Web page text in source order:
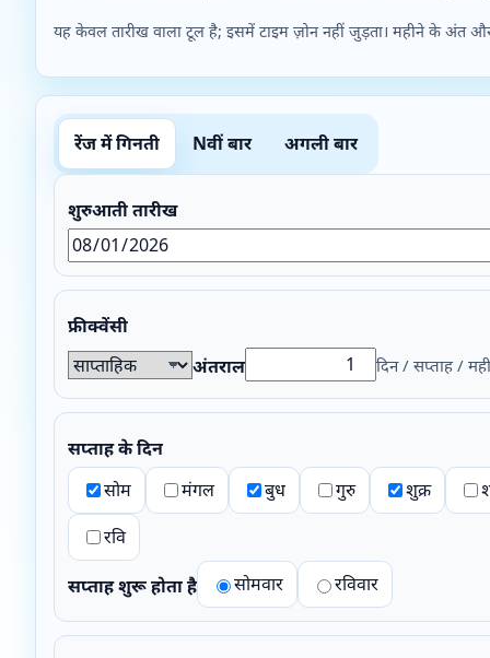
यह केवल तारीख वाला टूल है; इसमें टाइम ज़ोन नहीं जुड़ता। महीने के अंत
रेंज में गिनती Nवीं बार अगली बार
शुरुआती तारीख
फ्रीक्वेंसी
अंतराल
दिन / सप्ताह /
सप्ताह के दिन
सोम
मंगल बुध गुरु शुक्र
रवि
सप्ताह शुरू होता है सोमवार रविवार